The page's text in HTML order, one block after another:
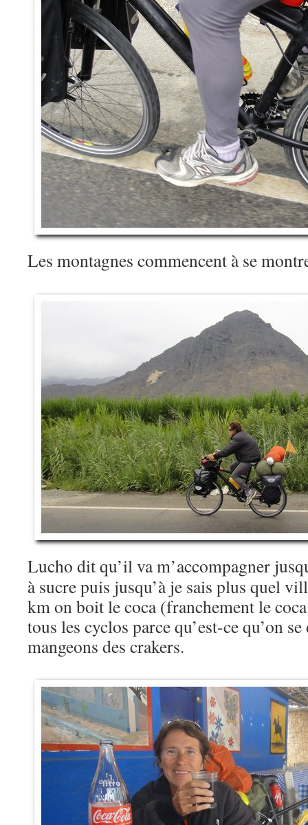
Les montagnes commencent à se
Lucho dit qu’il va m’accompagner
à sucre puis jusqu’à je sais plus quel
km on boit le coca (franchement le
tous les cyclos parce qu’est-ce qu’on
mangeons des crakers.